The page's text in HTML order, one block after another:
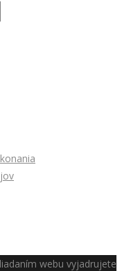
webu vyjadrujete